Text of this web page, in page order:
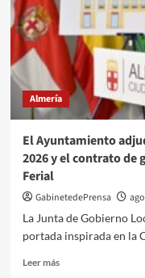
del
Barrio
de
Los
Pintores
Almería
El Ayuntamiento
2026 y el contrato de
Ferial
GabinetedePrensa
La Junta de Gobierno
portada inspirada en la
Leer másLeer